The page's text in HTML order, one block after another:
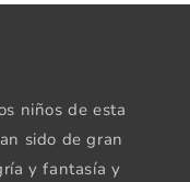
niños de esta
sido de gran
y fantasía y